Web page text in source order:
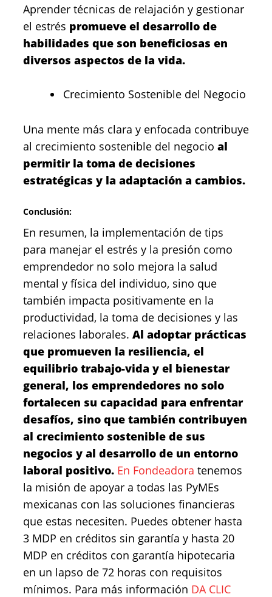
Aprender técnicas de relajación y gestionar
el estrés promueve el desarrollo de
habilidades que son beneficiosas en
diversos aspectos de la vida.
Crecimiento Sostenible del Negocio
Una mente más clara y enfocada contribuye
al crecimiento sostenible del negocio al
permitir la toma de decisiones
estratégicas y la adaptación a cambios.
Conclusión:
En resumen, la implementación de tips
para manejar el estrés y la presión como
emprendedor no solo mejora la salud
mental y física del individuo, sino que
también impacta positivamente en la
productividad, la toma de decisiones y las
relaciones laborales. Al adoptar prácticas
que promueven la resiliencia, el
equilibrio trabajo-vida y el bienestar
general, los emprendedores no solo
fortalecen su capacidad para enfrentar
desafíos, sino que también contribuyen
al crecimiento sostenible de sus
negocios y al desarrollo de un entorno
laboral positivo. En Fondeadora tenemos
la misión de apoyar a todas las PyMEs
mexicanas con las soluciones financieras
que estas necesiten. Puedes obtener hasta
3 MDP en créditos sin garantía y hasta 20
MDP en créditos con garantía hipotecaria
en un lapso de 72 horas con requisitos
mínimos. Para más información DA CLIC